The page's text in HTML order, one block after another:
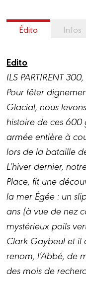
Édito Infos
Edito
ILS PARTIRENT
Pour fêter
Glacial, nous
histoire de ces 600
armée entière à
lors de la bataille
L’hiver dernier,
Place, fit une
la mer Égée : un
ans (à vue de nez
mystérieux poils
Clark Gaybeul et il
renom, l’Abbé, de
des mois de